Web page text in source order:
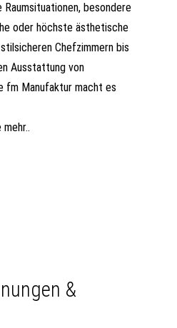
Raumsituationen, besondere
oder höchste ästhetische
Chefzimmern bis
Ausstattung von
fm Manufaktur macht es
&